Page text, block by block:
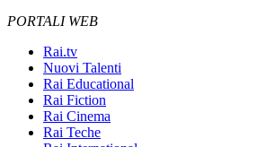
PORTALI WEB
Rai.tv
Nuovi Talenti
Rai Educational
Rai Fiction
Rai Cinema
Rai Teche